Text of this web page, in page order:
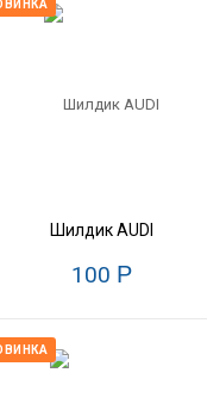
Шилдик AUDI
100 Р